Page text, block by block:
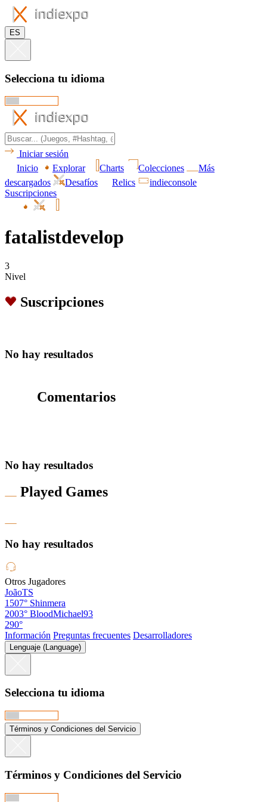
ES
Selecciona tu idioma
Iniciar sesión
Inicio
Explorar Charts Colecciones
Más
descargados
Desafíos Relics
indieconsole
Suscripciones
fatalistdevelop
3
Nivel
Suscripciones
No hay resultados
Comentarios
No hay resultados
Played Games
No hay resultados
Otros Jugadores
JoãoTS
1507° Shinmera
2003° BloodMichael93
290°
Información Preguntas frecuentes Desarrolladores
Lenguaje (Language)
Selecciona tu idioma
Términos y Condiciones del Servicio
Términos y Condiciones del Servicio